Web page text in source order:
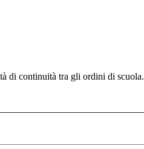
di continuità tra gli ordini di scuola.